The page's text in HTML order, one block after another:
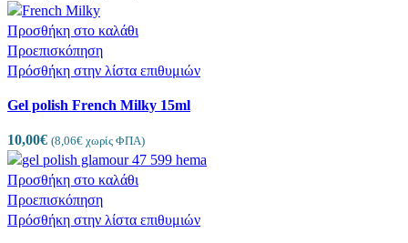
Προσθήκη στο καλάθι
Προεπισκόπηση
Πρόσθήκη στην λίστα επιθυμιών
Gel polish French Milky 15ml
10,00€ (8,06€ χωρίς ΦΠΑ)
Προσθήκη στο καλάθι
Προεπισκόπηση
Πρόσθήκη στην λίστα επιθυμιών